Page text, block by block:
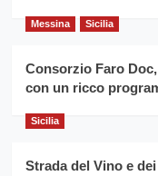
grano
anno
Franco
Caruso
Messina Sicilia
Consorzio Faro
con un ricco
Sicilia
Strada del Vino e